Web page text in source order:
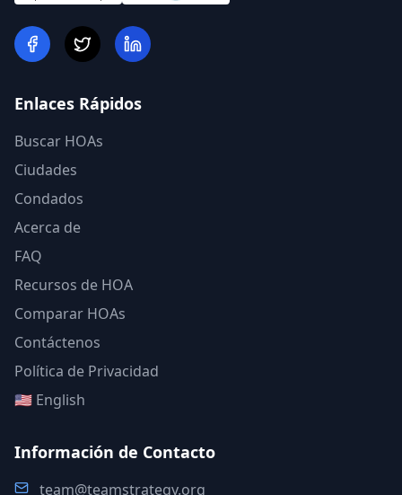
Enlaces Rápidos
Buscar HOAs
Ciudades
Condados
Acerca de
FAQ
Recursos de HOA
Comparar HOAs
Contáctenos
Política de Privacidad
🇺🇸 English
Información de Contacto
team@teamstrategy.org